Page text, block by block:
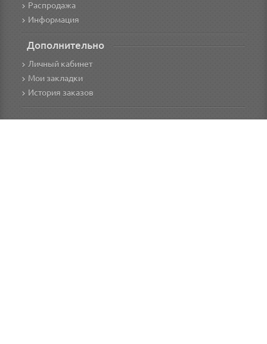
Распродажа
Информация
Дополнительно
Личный кабинет
Мои закладки
История заказов